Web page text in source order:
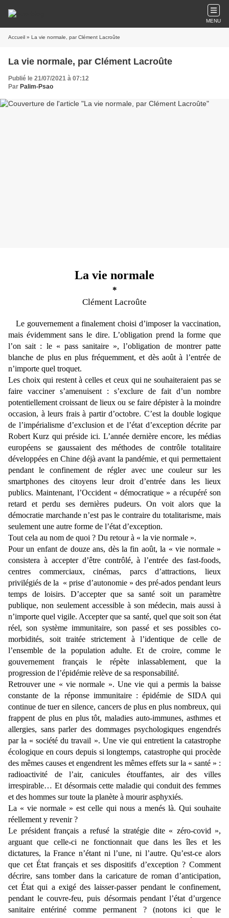
MENU
Accueil » La vie normale, par Clément Lacroûte
La vie normale, par Clément Lacroûte
Publié le 21/07/2021 à 07:12
Par Palim-Psao
La vie normale
*
Clément Lacroûte
Le gouvernement a finalement choisi d’imposer la vaccination,
mais évidemment sans le dire. L’obligation prend la forme que
l’on sait : le « pass sanitaire », l’obligation de montrer patte
blanche de plus en plus fréquemment, et dès août à l’entrée de
n’importe quel troquet.
Les choix qui restent à celles et ceux qui ne souhaiteraient pas se
faire vacciner s’amenuisent : s’exclure de fait d’un nombre
potentiellement croissant de lieux ou se faire dépister à la moindre
occasion, à leurs frais à partir d’octobre. C’est la double logique
de l’impérialisme d’exclusion et de l’état d’exception décrite par
Robert Kurz qui préside ici. L’année dernière encore, les médias
européens se gaussaient des méthodes de contrôle totalitaire
développées en Chine déjà avant la pandémie, et qui permettaient
pendant le confinement de régler avec une couleur sur les
smartphones des citoyens leur droit d’entrée dans les lieux
publics. Maintenant, l’Occident « démocratique » a récupéré son
retard et perdu ses dernières pudeurs. On voit alors que la
démocratie marchande n’est pas le contraire du totalitarisme, mais
seulement une autre forme de l’état d’exception.
Tout cela au nom de quoi ? Du retour à « la vie normale ».
Pour un enfant de douze ans, dès la fin août, la « vie normale »
consistera à accepter d’être contrôlé, à l’entrée des fast-foods,
centres commerciaux, cinémas, parcs d’attractions, lieux
privilégiés de la « prise d’autonomie » des pré-ados pendant leurs
temps de loisirs. D’accepter que sa santé soit un paramètre
publique, non seulement accessible à son médecin, mais aussi à
n’importe quel vigile. Accepter que sa santé, quel que soit son état
réel, son système immunitaire, son passé et ses possibles co-
morbidités, soit traitée strictement à l’identique de celle de
l’ensemble de la population adulte. Et de croire, comme le
gouvernement français le répète inlassablement, que la
progression de l’épidémie relève de sa responsabilité.
Retrouver une « vie normale ». Une vie qui a permis la baisse
constante de la réponse immunitaire : épidémie de SIDA qui
continue de tuer en silence, cancers de plus en plus nombreux, qui
frappent de plus en plus tôt, maladies auto-immunes, asthmes et
allergies, sans parler des dommages psychologiques engendrés
par la « société du travail ». Une vie qui entretient la catastrophe
écologique en cours depuis si longtemps, catastrophe qui procède
des mêmes causes et engendrent les mêmes effets sur la « santé » :
radioactivité de l’air, canicules étouffantes, air des villes
irrespirable… Et désormais cette maladie qui conduit des femmes
et des hommes sur toute la planète à mourir asphyxiés.
La « vie normale » est celle qui nous a menés là. Qui souhaite
réellement y revenir ?
Le président français a refusé la stratégie dite « zéro-covid »,
arguant que celle-ci ne fonctionnait que dans les îles et les
dictatures, la France n’étant ni l’une, ni l’autre. Qu’est-ce alors
que cetÉtat français et ses dispositifs d’exception ? Comment
décrire, sans tomber dans la caricature de roman d’anticipation,
cetÉtat qui a exigé des laisser-passer pendant le confinement,
pendant le couvre-feu, puis désormais pendant l’état d’urgence
sanitaire entériné comme permanent ? (notons ici que le